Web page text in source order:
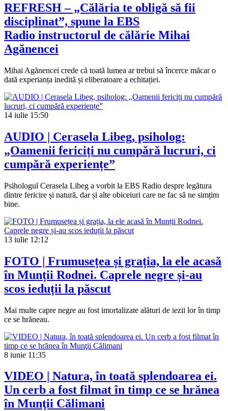
REFRESH – „Călăria te obligă să fii
disciplinat”, spune la EBS
Radio instructorul de călărie Mihai
Agănencei
Mihai Agănencei crede că toată lumea ar trebui să încerce măcar o
dată experianța inedită și eliberatoare a echitației.
14 iulie 15:50
AUDIO | Cerasela Libeg, psiholog:
„Oamenii fericiți nu cumpără lucruri, ci
cumpără experiențe”
Psihologul Cerasela Libeg a vorbit la EBS Radio despre legătura
dintre fericire și natură, dar și alte obiceiuri care ne fac să ne simțim
bine.
13 iulie 12:12
FOTO | Frumusețea și grația, la ele acasă
în Munții Rodnei. Caprele negre și-au
scos ieduții la păscut
Mai multe capre negre au fost imortalizate alături de iezii lor în timp
ce se hrăneau.
8 iunie 11:35
VIDEO | Natura, în toată splendoarea ei.
Un cerb a fost filmat în timp ce se hrănea
în Munţii Călimani